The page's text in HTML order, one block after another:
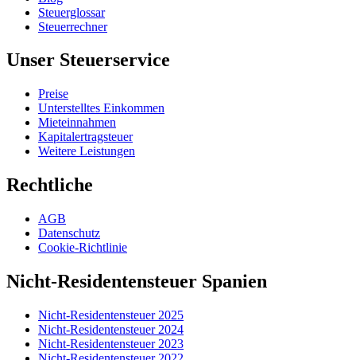
Steuerglossar
Steuerrechner
Unser Steuerservice
Preise
Unterstelltes Einkommen
Mieteinnahmen
Kapitalertragsteuer
Weitere Leistungen
Rechtliche
AGB
Datenschutz
Cookie-Richtlinie
Nicht-Residentensteuer Spanien
Nicht-Residentensteuer 2025
Nicht-Residentensteuer 2024
Nicht-Residentensteuer 2023